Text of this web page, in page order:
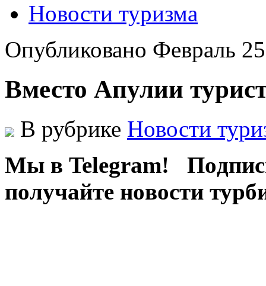
Новости туризма
Опубликовано Февраль
Вместо Апулии
В рубрике Новости
Мы в Telegram!
пoлучaйтe нoвoсти